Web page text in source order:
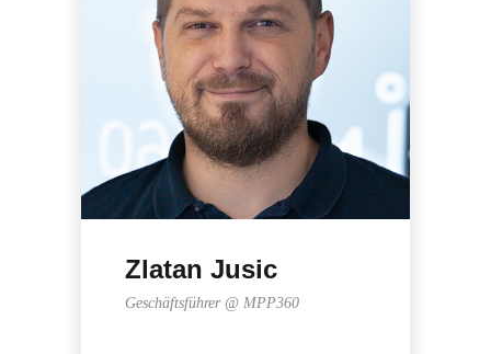
Zlatan Jusic
Geschäftsführer @ MPP360